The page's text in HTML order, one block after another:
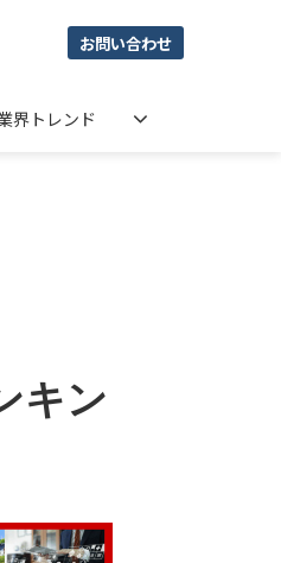
お問い合わせ
界トレンド
キン